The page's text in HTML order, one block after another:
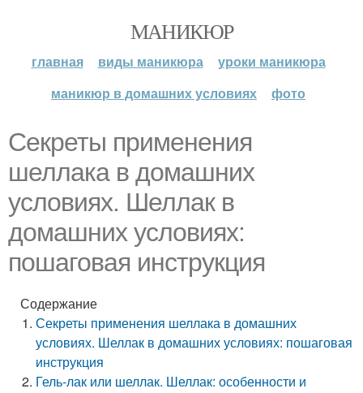
МАНИКЮР
главная виды маникюра
уроки маникюра
маникюр в домашних условиях
фото
Секреты применения
шеллака в домашних
условиях. Шеллак в
домашних условиях:
пошаговая инструкция
Содержание
Секреты применения шеллака в домашних
условиях. Шеллак в домашних условиях: пошаговая
инструкция
Гель-лак или шеллак. Шеллак: особенности и